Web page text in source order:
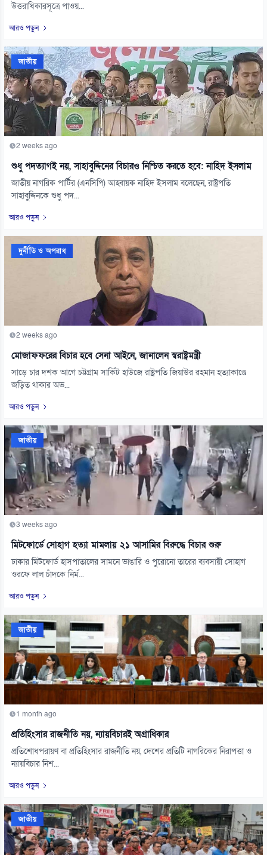
উত্তরাধিকারসূত্রে পাওয়...
আরও পড়ুন
জাতীয়
2 weeks ago
শুধু পদত্যাগই নয়, সাহাবুদ্দিনের বিচারও নিশ্চিত করতে হবে: নাহিদ ইসলাম
জাতীয় নাগরিক পার্টির (এনসিপি) আহ্বায়ক নাহিদ ইসলাম বলেছেন, রাষ্ট্রপতি
সাহাবুদ্দিনকে শুধু পদ...
আরও পড়ুন
দুর্নীতি ও অপরাধ
2 weeks ago
মোজাফফরের বিচার হবে সেনা আইনে, জানালেন স্বরাষ্ট্রমন্ত্রী
সাড়ে চার দশক আগে চট্টগ্রাম সার্কিট হাউজে রাষ্ট্রপতি জিয়াউর রহমান হত্যাকাণ্ডে
জড়িত থাকার অভ...
আরও পড়ুন
জাতীয়
3 weeks ago
মিটফোর্ডে সোহাগ হত্যা মামলায় ২১ আসামির বিরুদ্ধে বিচার শুরু
ঢাকার মিটফোর্ড হাসপাতালের সামনে ভাঙারি ও পুরোনো তারের ব্যবসায়ী সোহাগ
ওরফে লাল চাঁদকে নির্ম...
আরও পড়ুন
জাতীয়
1 month ago
প্রতিহিংসার রাজনীতি নয়, ন্যায়বিচারই অগ্রাধিকার
প্রতিশোধপরায়ণ বা প্রতিহিংসার রাজনীতি নয়, দেশের প্রতিটি নাগরিকের নিরাপত্তা ও
ন্যায়বিচার নিশ...
আরও পড়ুন
জাতীয়